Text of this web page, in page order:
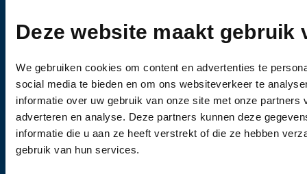
Deze website maakt gebruik
We gebruiken cookies om content en advertenties te
social media te bieden en om ons websiteverkeer te
informatie over uw gebruik van onze site met onze partners
adverteren en analyse. Deze partners kunnen deze
informatie die u aan ze heeft verstrekt of die ze hebben
gebruik van hun services.
Wanneer u vragen heeft of een afspraak wil
maken, dan kunt u vrijblijvend contact met ons
opnemen.